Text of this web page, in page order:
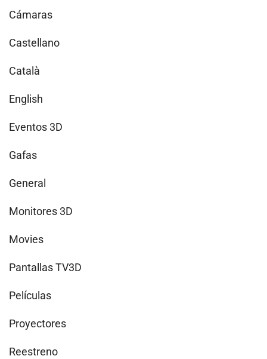
Cámaras
Castellano
Català
English
Eventos 3D
Gafas
General
Monitores 3D
Movies
Pantallas TV3D
Películas
Proyectores
Reestreno